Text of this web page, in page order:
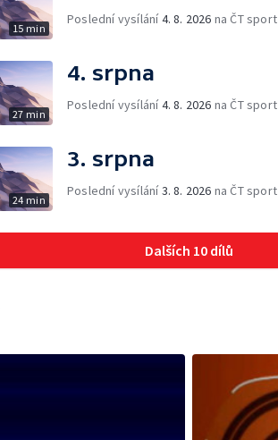
15 min
Poslední vysílání4. 8. 2026 na ČT sport
27 min
4. srpna
Poslední vysílání4. 8. 2026 na ČT sport
24 min
3. srpna
Poslední vysílání3. 8. 2026 na ČT sport
Dalších 10 dílů